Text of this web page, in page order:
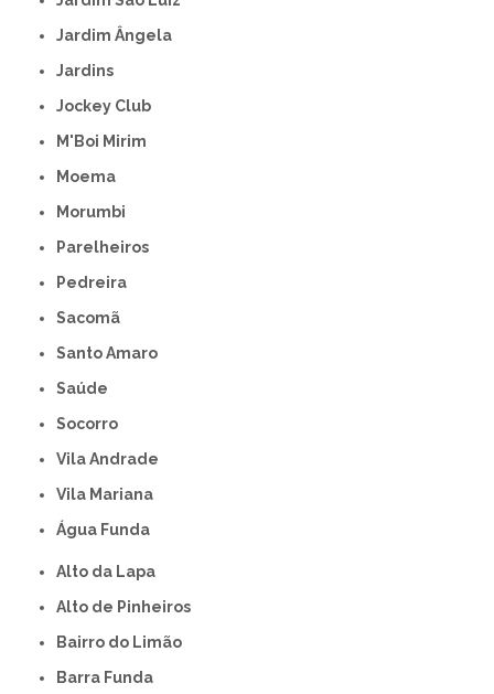
Jardim Ângela
Jardins
Jockey Club
M'Boi Mirim
Moema
Morumbi
Parelheiros
Pedreira
Sacomã
Santo Amaro
Saúde
Socorro
Vila Andrade
Vila Mariana
Água Funda
Alto da Lapa
Alto de Pinheiros
Bairro do Limão
Barra Funda